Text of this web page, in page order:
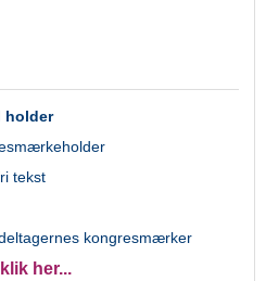
holder
tekst
kongresmærker
her...